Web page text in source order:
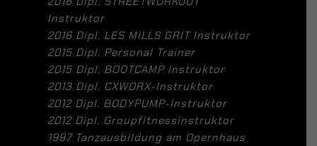
Instruktor
2016 Dipl. LES MILLS GRIT Instruktor
2015 Dipl. Personal Trainer
2015 Dipl. BOOTCAMP Instruktor
2013 Dipl. CXWORX-Instruktor
2012 Dipl. BODYPUMP-Instruktor
2012 Dipl. Groupfitnessinstruktor
1997 Tanzausbildung am Opernhaus